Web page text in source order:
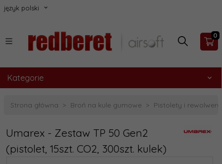
język polski
0
Kategorie
Strona główna Broń na kule gumowe Pistolety i rewolwery
Umarex - Zestaw TP 50 Gen2
(pistolet, 15szt. CO2, 300szt. kulek)